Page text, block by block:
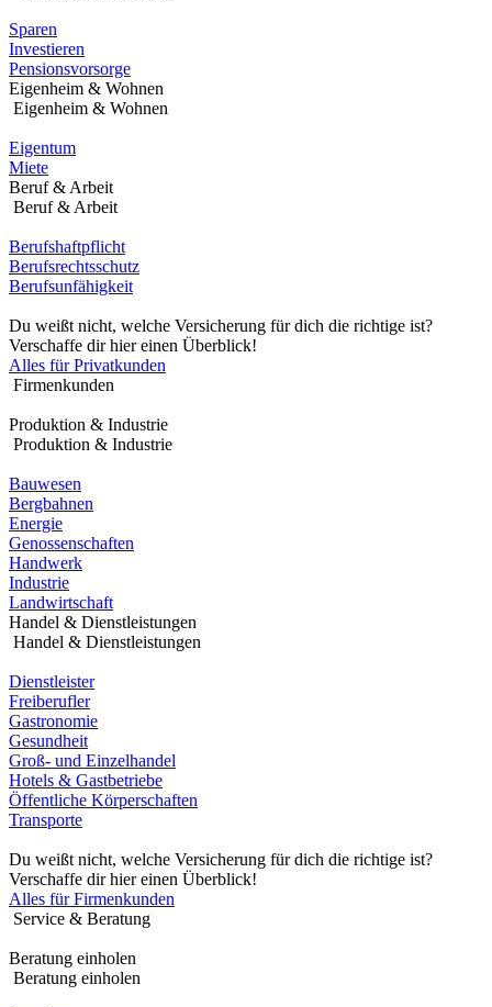
Sparen
Investieren
Pensionsvorsorge
Eigenheim & Wohnen
Eigenheim & Wohnen
Eigentum
Miete
Beruf & Arbeit
Beruf & Arbeit
Berufshaftpflicht
Berufsrechtsschutz
Berufsunfähigkeit
Du weißt nicht, welche Versicherung für dich die richtige ist?
Verschaffe dir hier einen Überblick!
Alles für Privatkunden
Firmenkunden
Produktion & Industrie
Produktion & Industrie
Bauwesen
Bergbahnen
Energie
Genossenschaften
Handwerk
Industrie
Landwirtschaft
Handel & Dienstleistungen
Handel & Dienstleistungen
Dienstleister
Freiberufler
Gastronomie
Gesundheit
Groß- und Einzelhandel
Hotels & Gastbetriebe
Öffentliche Körperschaften
Transporte
Du weißt nicht, welche Versicherung für dich die richtige ist?
Verschaffe dir hier einen Überblick!
Alles für Firmenkunden
Service & Beratung
Beratung einholen
Beratung einholen